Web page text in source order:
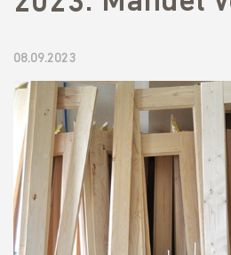
08.09.2023